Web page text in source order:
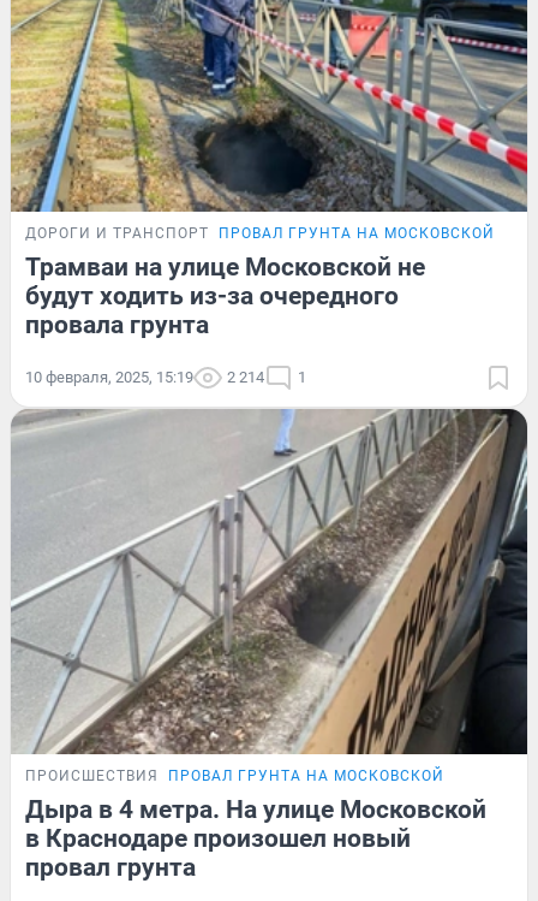
ДОРОГИ И ТРАНСПОРТ ПРОВАЛ ГРУНТА НА МОСКОВСКОЙ
Трамваи на улице Московской не
будут ходить из-за очередного
провала грунта
10 февраля, 2025, 15:19 2 214 1
ПРОИСШЕСТВИЯ ПРОВАЛ ГРУНТА НА МОСКОВСКОЙ
Дыра в 4 метра. На улице Московской
в Краснодаре произошел новый
провал грунта